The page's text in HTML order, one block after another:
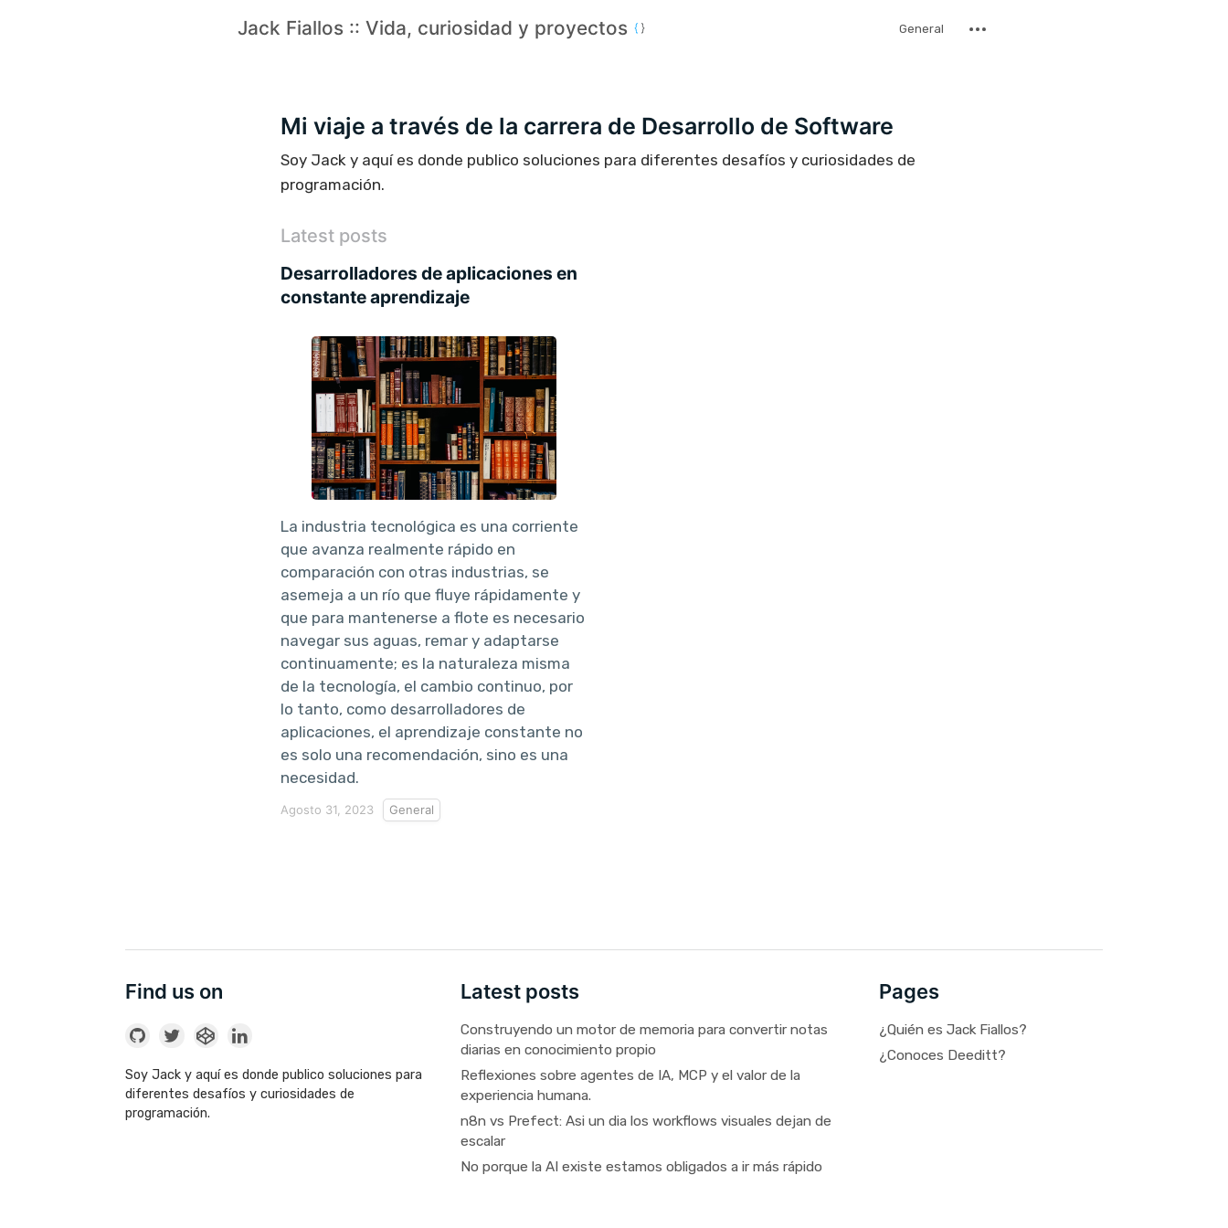
Jack Fiallos :: Vida, curiosidad y proyectos General
Mi viaje a través de la carrera de Desarrollo de Software
Soy Jack y aquí es donde publico soluciones para diferentes desafíos y curiosidades de
programación.
Latest posts
Desarrolladores de aplicaciones en
constante aprendizaje
La industria tecnológica es una corriente
que avanza realmente rápido en
comparación con otras industrias, se
asemeja a un río que fluye rápidamente y
que para mantenerse a flote es necesario
navegar sus aguas, remar y adaptarse
continuamente; es la naturaleza misma
de la tecnología, el cambio continuo, por
lo tanto, como desarrolladores de
aplicaciones, el aprendizaje constante no
es solo una recomendación, sino es una
necesidad.
Agosto 31, 2023 General
Find us on
Soy Jack y aquí es donde publico soluciones para
diferentes desafíos y curiosidades de
programación.
Latest posts
Construyendo un motor de memoria para convertir notas
diarias en conocimiento propio
Reflexiones sobre agentes de IA, MCP y el valor de la
experiencia humana.
n8n vs Prefect: Asi un dia los workflows visuales dejan de
escalar
No porque la AI existe estamos obligados a ir más rápido
Pages
¿Quién es Jack Fiallos?
¿Conoces Deeditt?